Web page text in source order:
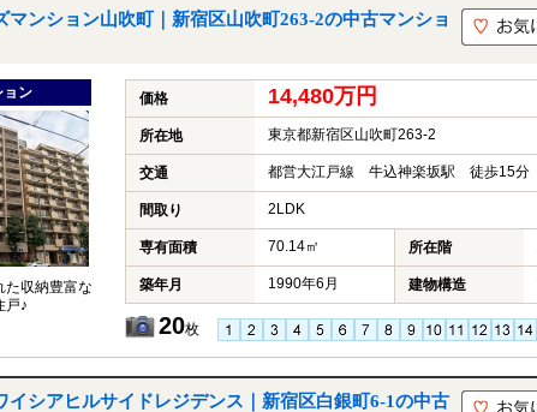
マンション山吹町｜新宿区山吹町263-2の中古マンショ
ョン
た収納豊富な
戸♪
価格 14,480万円
所在地 東京都新宿区山吹町263-2
交通 都営大江戸線 牛込神楽坂駅 徒歩15分
間取り 2LDK
専有面積 70.14㎡ 所在階
築年月 1990年6月 建物構造
20枚
イシアヒルサイドレジデンス｜新宿区白銀町6‐1の中古